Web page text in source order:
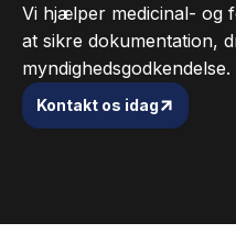
Vi hjælper medicinal- og
at sikre dokumentation,
myndighedsgodkendelse.
Kontakt os idag